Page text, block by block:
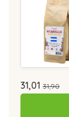
31,01 31,90